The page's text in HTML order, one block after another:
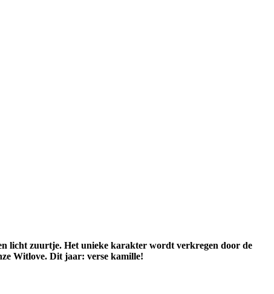
licht zuurtje. Het unieke karakter wordt verkregen door de
Witlove. Dit jaar: verse kamille!